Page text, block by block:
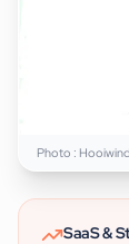
Photo : Hooiwind
SaaS &